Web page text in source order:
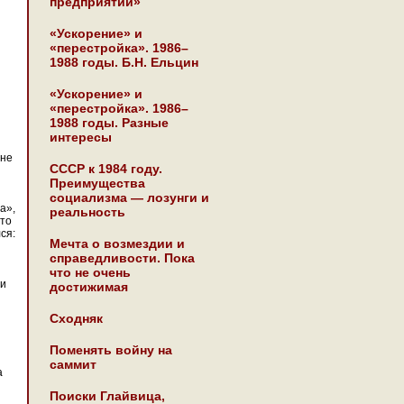
«Ускорение» и
«перестройка». 1986–
1988 годы. Б.Н. Ельцин
«Ускорение» и
«перестройка». 1986–
1988 годы. Разные
интересы
СССР к 1984 году.
Преимущества
социализма — лозунги и
реальность
Мечта о возмездии и
справедливости. Пока
что не очень
достижимая
Сходняк
Поменять войну на
саммит
Поиски Глайвица,